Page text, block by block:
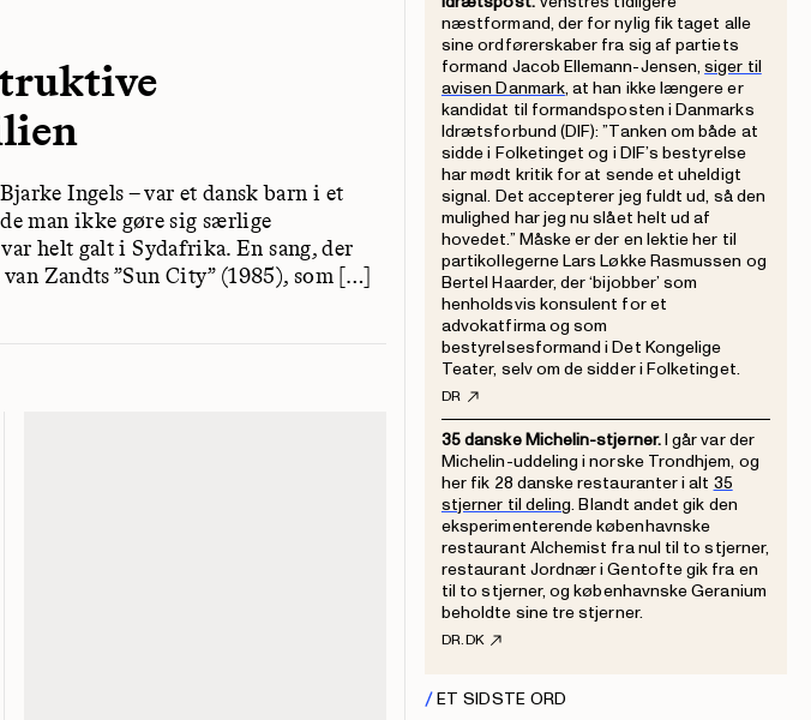
Ingels – var et dansk barn i et
man ikke gøre sig særlige
helt galt i Sydafrika. En sang, der
Zandts ”Sun City” (1985), som […]
næstformand, der for nylig fik taget alle
sine ordførerskaber fra sig af partiets
formand Jacob Ellemann-Jensen,siger til
avisen Danmark, at han ikke længere er
kandidat til formandsposten i Danmarks
Idrætsforbund (DIF): ”Tanken om både at
sidde i Folketinget og i DIF’s bestyrelse
har mødt kritik for at sende et uheldigt
signal. Det accepterer jeg fuldt ud, så den
mulighed har jeg nu slået helt ud af
hovedet.” Måske er der en lektie her til
partikollegerne Lars Løkke Rasmussen og
Bertel Haarder, der ‘bijobber’ som
henholdsvis konsulent for et
advokatfirma og som
bestyrelsesformand i Det Kongelige
Teater, selv om de sidder i Folketinget.
DR
35 danske Michelin-stjerner.I går var der
Michelin-uddeling i norske Trondhjem, og
her fik 28 danske restauranter i alt 35
stjerner til deling. Blandt andet gik den
eksperimenterende københavnske
restaurant Alchemist fra nul til to stjerner,
restaurant Jordnær i Gentofte gik fra en
til to stjerner, og københavnske Geranium
beholdte sine tre stjerner.
DR.DK
ET SIDSTE ORD